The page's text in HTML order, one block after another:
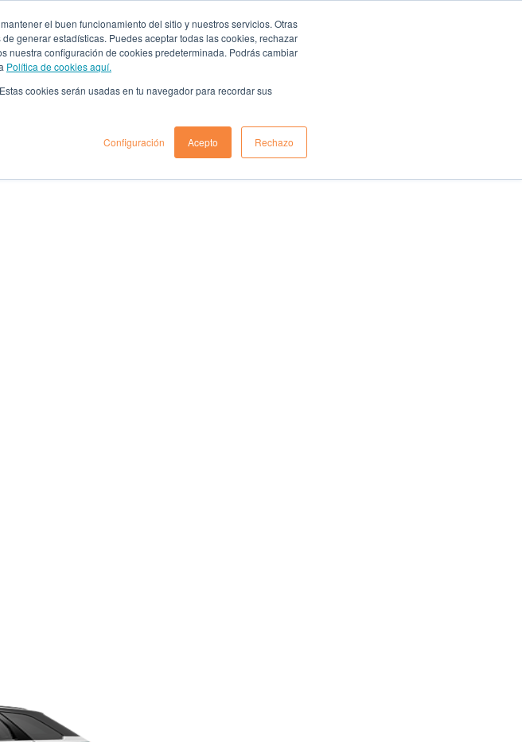
el buen funcionamiento del sitio y nuestros servicios. Otras
generar estadísticas. Puedes aceptar todas las cookies, rechazar
nuestra configuración de cookies predeterminada. Podrás cambiar
Política de cookies aquí.
cookies serán usadas en tu navegador para recordar sus
Configuración Acepto Rechazo